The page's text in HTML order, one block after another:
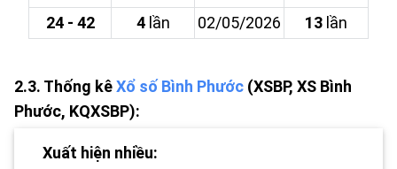
24 - 42
4lần 02/05/2026 13 lần
2.3. Thống kêXổ số Bình Phước (XSBP, XS Bình
Phước, KQXSBP):
Xuất hiện nhiều: